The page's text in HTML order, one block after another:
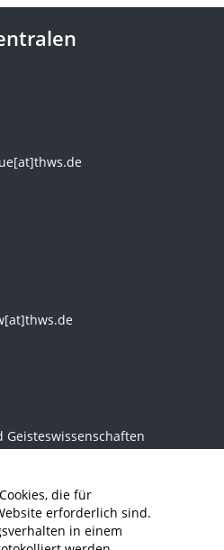
die für
erforderlich sind.
in einem